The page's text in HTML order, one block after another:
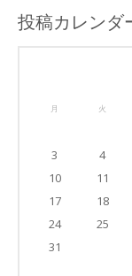
ム・
カ
投稿カレンダ
月 火
3
4
10
11
17
18
24
25
31